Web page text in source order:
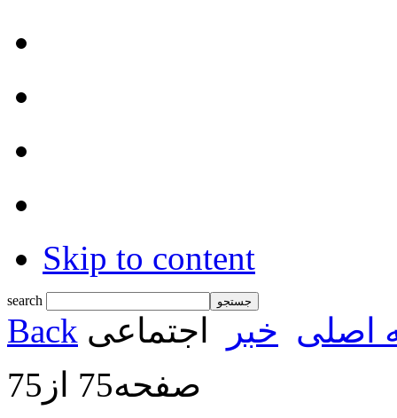
Skip to content
search
Back اصلی خبر
اجتماعی
صفحه75 از75